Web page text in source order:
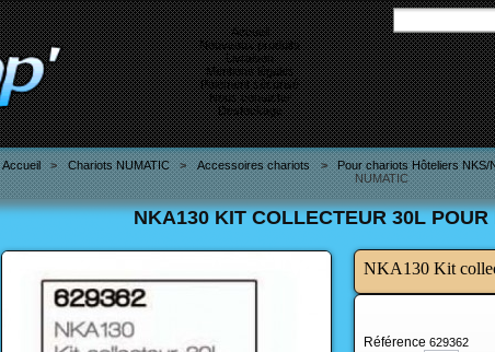
Accueil
Nouveaux produits
Livraison
Mentions légales
Paiement sécurisé
Nous contacter
Destockage
Accueil > Chariots NUMATIC > Accessoires chariots > Pour chariots Hôteliers NKS/
NUMATIC
NKA130 KIT COLLECTEUR 30L POUR
NKA130 Kit
Référence629362